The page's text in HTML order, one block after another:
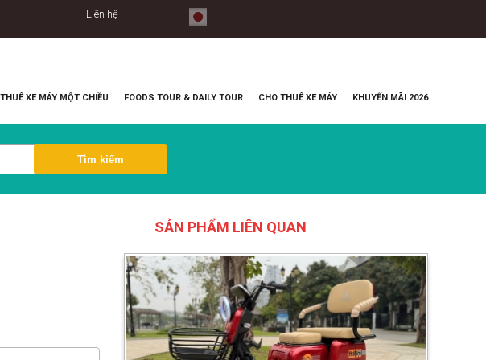
Liên hệ
XE MÁY MỘT CHIỀU FOODS TOUR & DAILY TOUR CHO THUÊ XE MÁY KHUYẾN MÃI 2026
SẢN PHẨM LIÊN QUAN